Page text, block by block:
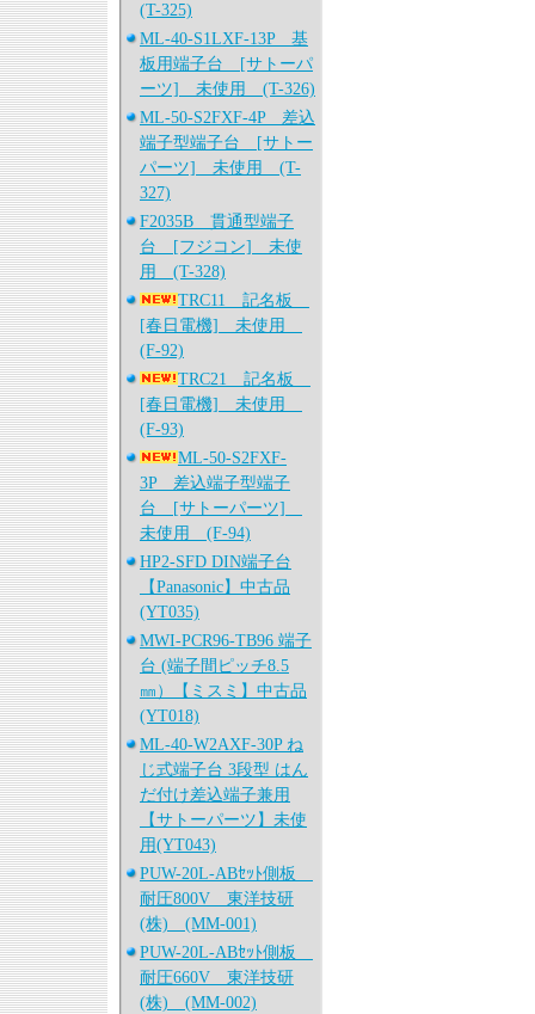
(T-325)
ML-40-S1LXF-13P 基
板用端子台 [サトーパ
ーツ] 未使用 (T-326)
ML-50-S2FXF-4P 差込
端子型端子台 [サトー
パーツ] 未使用 (T-
327)
F2035B 貫通型端子
台 [フジコン] 未使
用 (T-328)
TRC11 記名板
[春日電機] 未使用
(F-92)
TRC21 記名板
[春日電機] 未使用
(F-93)
ML-50-S2FXF-
3P 差込端子型端子
台 [サトーパーツ]
未使用 (F-94)
HP2-SFD DIN端子台
【Panasonic】中古品
(YT035)
MWI-PCR96-TB96 端子
台 (端子間ピッチ8.5
㎜）【ミスミ】中古品
(YT018)
ML-40-W2AXF-30P ね
じ式端子台 3段型 はん
だ付け差込端子兼用
【サトーパーツ】未使
用(YT043)
PUW-20L-ABｾｯﾄ側板
耐圧800V 東洋技研
(株) (MM-001)
PUW-20L-ABｾｯﾄ側板
耐圧660V 東洋技研
(株) (MM-002)